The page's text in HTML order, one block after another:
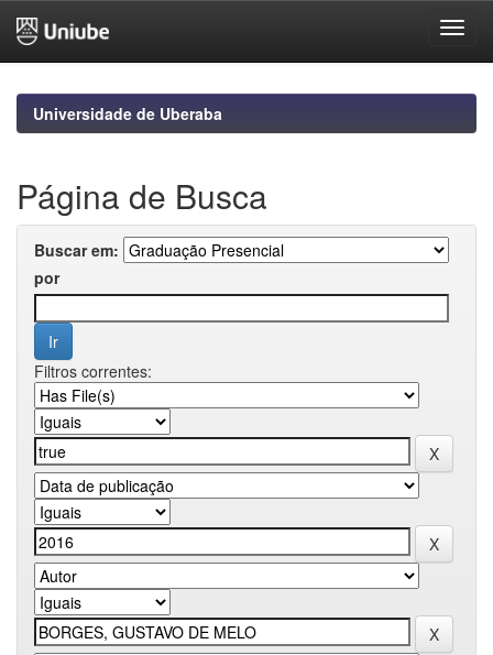
navigationUniversidade de Uberaba
Página de Busca
Buscar em:
por
Filtros correntes: